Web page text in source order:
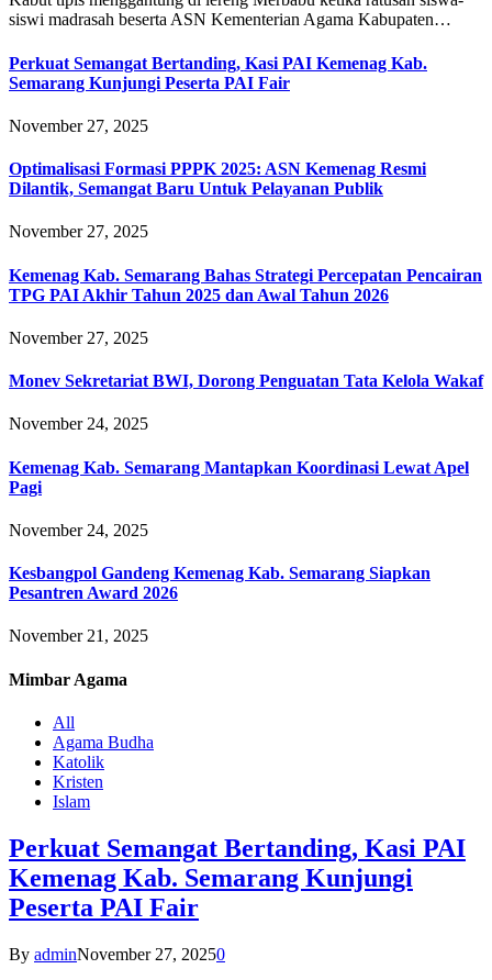
siswi madrasah beserta ASN Kementerian Agama Kabupaten…
Perkuat Semangat Bertanding, Kasi PAI Kemenag Kab.
Semarang Kunjungi Peserta PAI Fair
November 27, 2025
Optimalisasi Formasi PPPK 2025: ASN Kemenag Resmi
Dilantik, Semangat Baru Untuk Pelayanan Publik
November 27, 2025
Kemenag Kab. Semarang Bahas Strategi Percepatan Pencairan
TPG PAI Akhir Tahun 2025 dan Awal Tahun 2026
November 27, 2025
Monev Sekretariat BWI, Dorong Penguatan Tata Kelola Wakaf
November 24, 2025
Kemenag Kab. Semarang Mantapkan Koordinasi Lewat Apel
Pagi
November 24, 2025
Kesbangpol Gandeng Kemenag Kab. Semarang Siapkan
Pesantren Award 2026
November 21, 2025
Mimbar Agama
All
Agama Budha
Katolik
Kristen
Islam
Perkuat Semangat Bertanding, Kasi PAI
Kemenag Kab. Semarang Kunjungi
Peserta PAI Fair
By adminNovember 27, 20250